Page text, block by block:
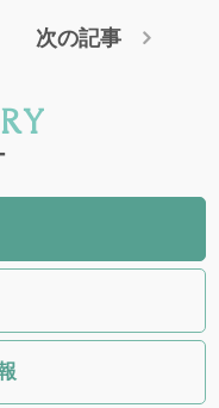
次の記事